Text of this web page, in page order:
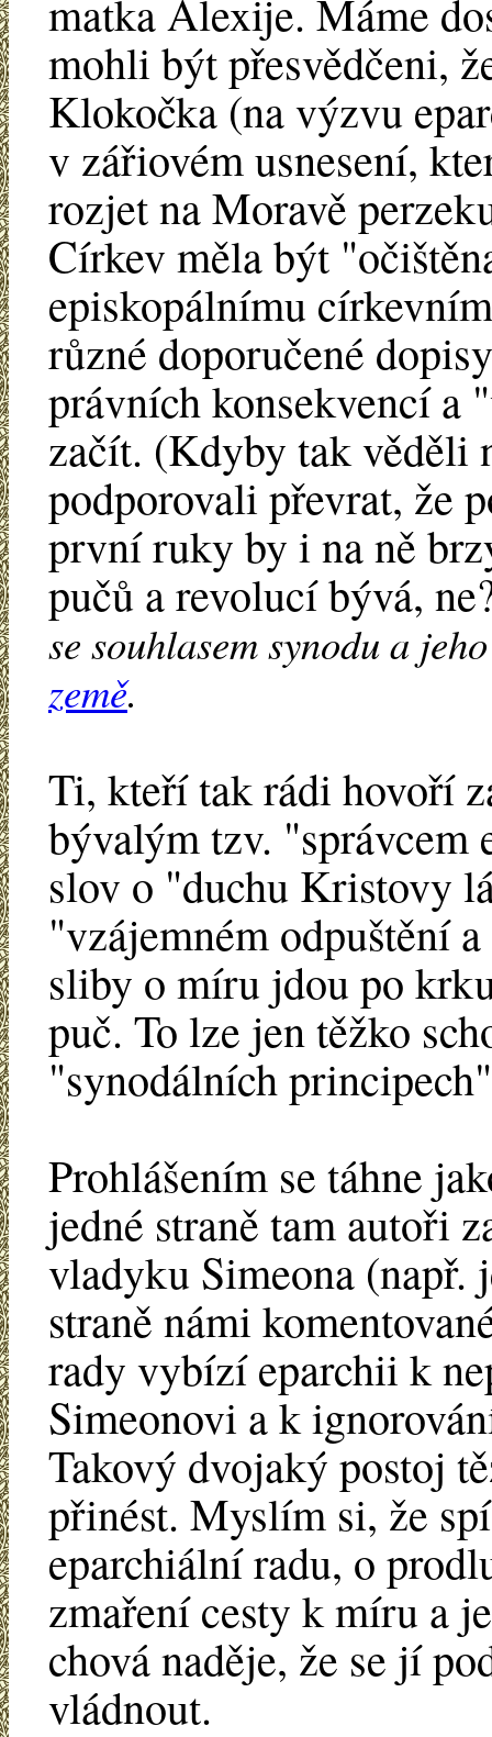
matka Alexije. Máme
mohli být přesvědčeni,
Klokočka (na výzvu
v zářiovém usnesení,
rozjet na Moravě
Církev měla být
episkopálnímu
různé doporučené
právních konsekvencí a
začít. (Kdyby tak věděli
podporovali převrat, že
první ruky by i na ně
pučů a revolucí bývá,
se souhlasem synodu a
země.
Ti, kteří tak rádi hovoří
bývalým tzv. "správcem
slov o "duchu Kristovy
"vzájemném odpuštění
sliby o míru jdou po
puč. To lze jen těžko
"synodálních
Prohlášením se táhne
jedné straně tam autoři
vladyku Simeona (např.
straně námi
rady vybízí eparchii k
Simeonovi a k
Takový dvojaký postoj
přinést. Myslím si, že
eparchiální radu, o
zmaření cesty k míru a
chová naděje, že se jí
vládnout.